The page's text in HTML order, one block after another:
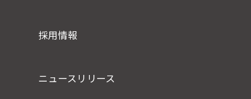
採用情報
ニュースリリース